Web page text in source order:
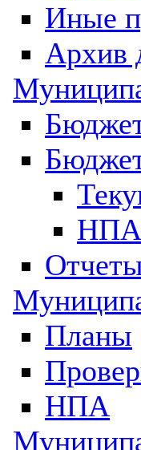
Иные
Архив
НПА
Планы
НПА